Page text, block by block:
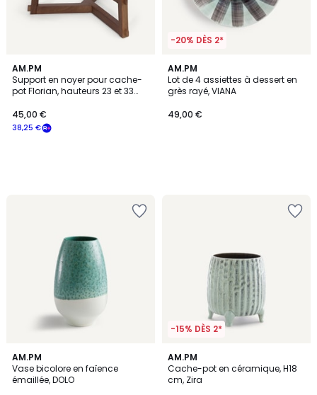
AM.PM
Support en noyer pour cache-
pot Florian, hauteurs 23 et 33
38,25 €
45,00 €
-20% DÈS 2*
AM.PM
Lot de 4 assiettes à dessert en
grès rayé, VIANA
49,00 €
AM.PM
Vase bicolore en faïence
émaillée, DOLO
-15% DÈS 2*
AM.PM
Cache-pot en céramique, H18
cm, Zira
5
/
5